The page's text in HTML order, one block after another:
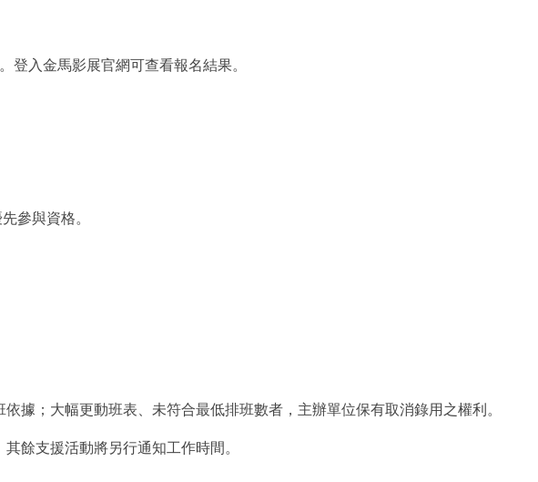
登入金馬影展官網可查看報名結果。
參與資格。
據；大幅更動班表、未符合最低排班數者，主辦單位保有取消錄用之權利。
餘支援活動將另行通知工作時間。